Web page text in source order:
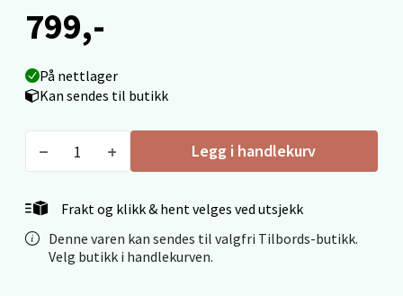
799,-
På nettlager
Kan sendes til butikk
Legg i handlekurv
Frakt og klikk & hent velges ved utsjekk
Denne varen kan sendes til valgfri Tilbords-butikk.
Velg butikk i handlekurven.
Mo i Rana - Thon Senter Mo i Rana
Åpent i dag 10-18
Ålesund - Thon Senter Moa